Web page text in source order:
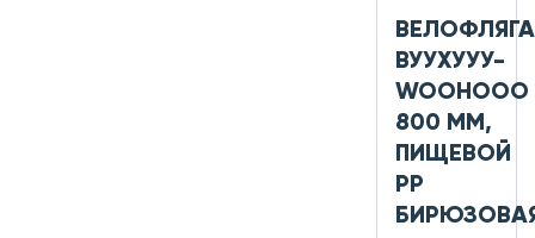
ВЕЛОФЛЯГА
ВУУХУУУ-
WOOHOOO
800 ММ,
ПИЩЕВОЙ
PP